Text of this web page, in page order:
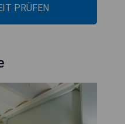
PRÜFEN